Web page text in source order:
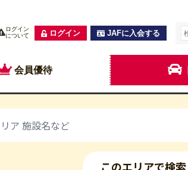
ログイン
について
ログイン JAFに入会する
会員優待
このエリアで検索